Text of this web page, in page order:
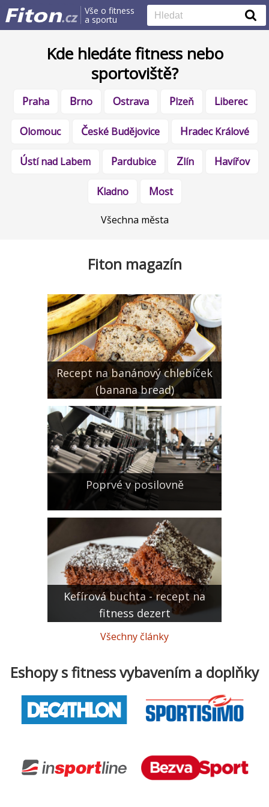
Vše o fitness
a sportu
Kde hledáte fitness nebo
sportoviště?
Praha Brno Ostrava Plzeň Liberec
Olomouc České Budějovice Hradec Králové
Ústí nad Labem Pardubice Zlín Havířov
Kladno Most
Všechna města
Fiton magazín
Recept na banánový chlebíček
(banana bread)
Poprvé v posilovně
Kefírová buchta - recept na
fitness dezert
Všechny články
Eshopy s fitness vybavením a doplňky